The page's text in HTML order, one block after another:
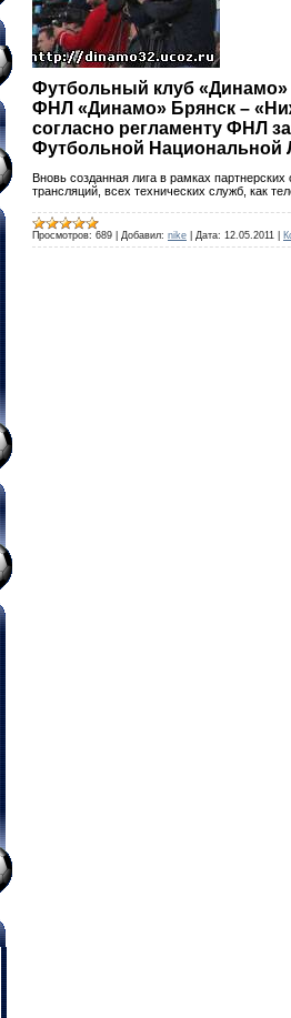
Футбольный клуб «Динамо»
ФНЛ «Динамо» Брянск –
согласно регламенту ФНЛ
Футбольной Национальной
Вновь созданная лига в рамках
трансляций, всех технических служб, как
Просмотров: 689 Добавил: nike Дата: 12.05.2011